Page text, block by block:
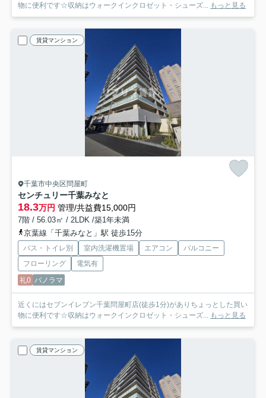
物に便利です☆収納はウォークインクロゼット・シューズ... もっと見る
賃貸マンション
千葉市中央区問屋町
センチュリー千葉みなと
18.3万円 管理/共益費15,000円
7階 / 56.03㎡ / 2LDK /築1年未満
京葉線「千葉みなと」駅 徒歩15分
バス・トイレ別 室内洗濯機置場 エアコン
バルコニー
フローリング
電気有
礼0 パノラマ
近くにはセブンイレブン千葉問屋町店(徒歩1分)がありちょっとした買い
物に便利です☆収納はウォークインクロゼット・シューズ... もっと見る
賃貸マンション